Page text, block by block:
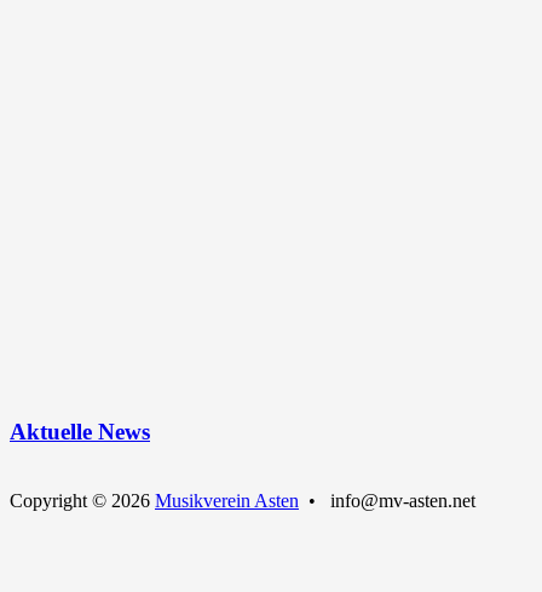
Aktuelle News
Copyright © 2026 Musikverein Asten • info@mv-asten.net